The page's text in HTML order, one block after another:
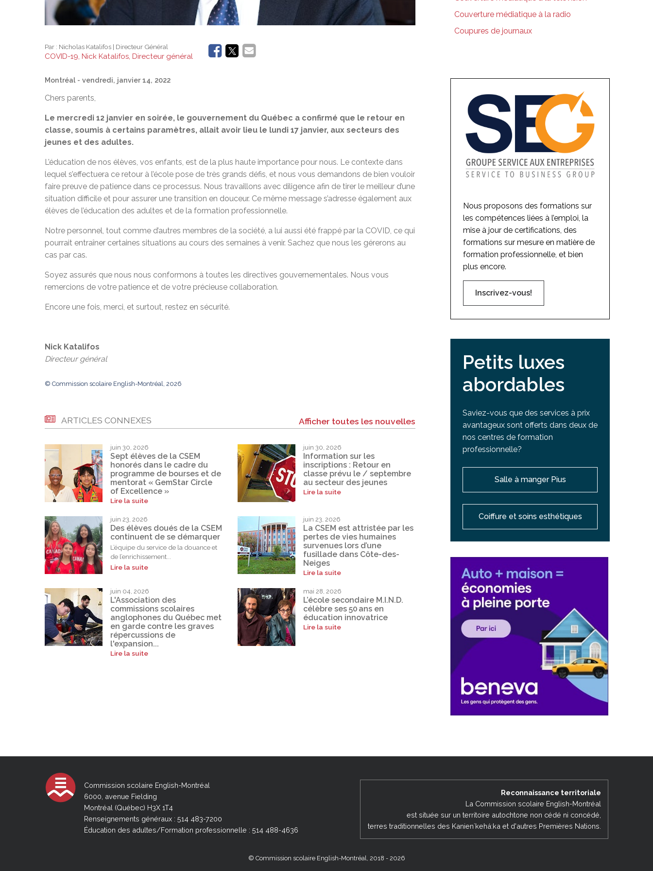
Par : Nicholas Katalifos | Directeur Général
COVID-19, Nick Katalifos, Directeur général
Montréal - vendredi, janvier 14, 2022
Chers parents,
Le mercredi 12 janvier en soirée, le gouvernement du Québec a confirmé que le retour en
classe, soumis à certains paramètres, allait avoir lieu le lundi 17 janvier, aux secteurs des
jeunes et des adultes.
L’éducation de nos élèves, vos enfants, est de la plus haute importance pour nous. Le contexte dans
lequel s’effectuera ce retour à l’école pose de très grands défis, et nous vous demandons de bien vouloir
faire preuve de patience dans ce processus. Nous travaillons avec diligence afin de tirer le meilleur d’une
situation difficile et pour assurer une transition en douceur. Ce même message s’adresse également aux
élèves de l’éducation des adultes et de la formation professionnelle.
Notre personnel, tout comme d’autres membres de la société, a lui aussi été frappé par la COVID, ce qui
pourrait entraîner certaines situations au cours des semaines à venir. Sachez que nous les gérerons au
cas par cas.
Soyez assurés que nous nous conformons à toutes les directives gouvernementales. Nous vous
remercions de votre patience et de votre précieuse collaboration.
Encore une fois, merci, et surtout, restez en sécurité.
Nick Katalifos
Directeur général
© Commission scolaire English-Montréal, 2026
ARTICLES CONNEXES Afficher toutes les nouvelles
juin 30, 2026
Sept élèves de la CSEM
honorés dans le cadre du
programme de bourses et de
mentorat « GemStar Circle
of Excellence »
Lire la suite
juin 30, 2026
Information sur les
inscriptions : Retour en
classe prévu le / septembre
au secteur des jeunes
Lire la suite
juin 23, 2026
Des élèves doués de la CSEM
continuent de se démarquer
L’équipe du service de la douance et
de l’enrichissement...
Lire la suite
juin 23, 2026
La CSEM est attristée par les
pertes de vies humaines
survenues lors d’une
fusillade dans Côte-des-
Neiges
Lire la suite
juin 04, 2026
L'Association des
commissions scolaires
anglophones du Québec met
en garde contre les graves
répercussions de
l'expansion...
Lire la suite
mai 28, 2026
L’école secondaire M.I.N.D.
célèbre ses 50 ans en
éducation innovatrice
Lire la suite
Couverture médiatique à la radio
Coupures de journaux
Nous proposons des formations sur
les compétences liées à l’emploi, la
mise à jour de certifications, des
formations sur mesure en matière de
formation professionnelle, et bien
plus encore.
Inscrivez-vous!
Petits luxes
abordables
Saviez-vous que des services à prix
avantageux sont offerts dans deux de
nos centres de formation
professionnelle?
Salle à manger Pius
Coiffure et soins esthétiques
Commission scolaire English-Montréal
6000, avenue Fielding
Montréal (Québec) H3X 1T4
Renseignements généraux : 514 483-7200
Éducation des adultes/Formation professionnelle : 514 488-4636
Reconnaissance territoriale
La Commission scolaire English-Montréal
est située sur un territoire autochtone non cédé ni concédé,
terres traditionnelles des Kanienʼkehá:ka et d'autres Premières Nations.
© Commission scolaire English-Montréal, 2018 - 2026